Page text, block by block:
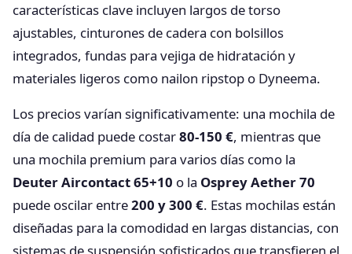
características clave incluyen largos de torso
ajustables, cinturones de cadera con bolsillos
integrados, fundas para vejiga de hidratación y
materiales ligeros como nailon ripstop o Dyneema.
Los precios varían significativamente: una mochila de
día de calidad puede costar80-150 €, mientras que
una mochila premium para varios días como la
Deuter Aircontact 65+10 o la Osprey Aether 70
puede oscilar entre200 y 300 €. Estas mochilas están
diseñadas para la comodidad en largas distancias, con